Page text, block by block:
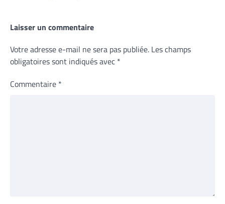
Laisser un commentaire
Votre adresse e-mail ne sera pas publiée. Les champs
obligatoires sont indiqués avec *
Commentaire *